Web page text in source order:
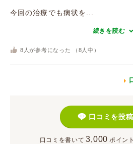
今回の治療でも病状を...
続きを読む
8 人が参考になった （ 8 人中）
口コミを投
口コミを書いて 3,000 ポイント